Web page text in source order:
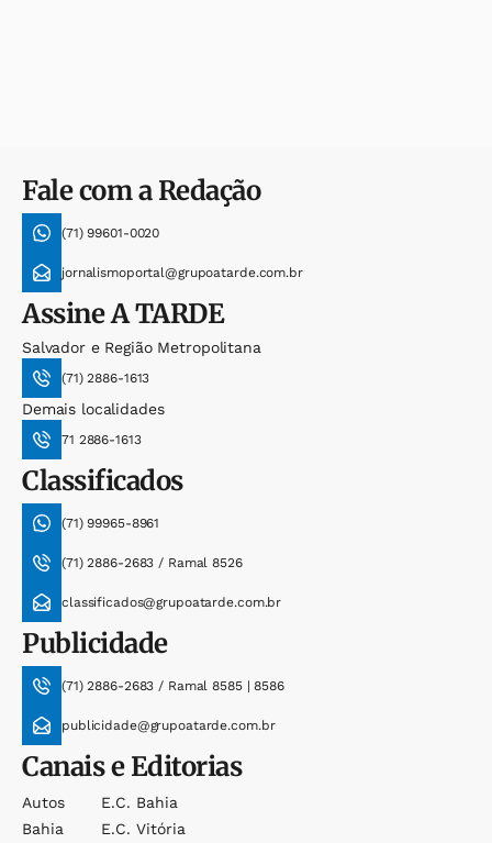
Fale com a Redação
(71) 99601-0020
jornalismoportal@grupoatarde.com.br
AssineA TARDE
Salvador e Região Metropolitana
(71) 2886-1613
Demais localidades
71 2886-1613
Classificados
(71) 99965-8961
(71) 2886-2683 / Ramal 8526
classificados@grupoatarde.com.br
Publicidade
(71) 2886-2683 / Ramal 8585 | 8586
publicidade@grupoatarde.com.br
Canais e Editorias
Autos
Bahia
E.c. Bahia
E.c. Vitória